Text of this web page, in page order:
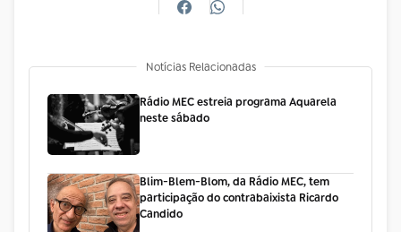
Notícias Relacionadas
Rádio MEC estreia programa Aquarela
neste sábado
Blim-Blem-Blom, da Rádio MEC, tem
participação do contrabaixista Ricardo
Candido